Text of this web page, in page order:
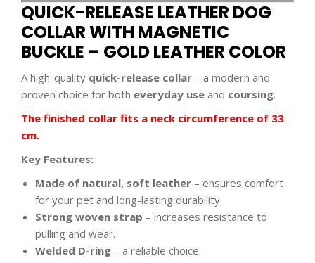
QUICK-RELEASE LEATHER DOG
COLLAR WITH MAGNETIC
BUCKLE – GOLD LEATHER COLOR
A high-quality quick-release collar – a modern and
proven choice for both everyday use and coursing.
The finished collar fits a neck circumference of 33
cm.
Key Features:
Made of natural, soft leather – ensures comfort
for your pet and long-lasting durability.
Strong woven strap – increases resistance to
pulling and wear.
Welded D-ring – a reliable choice.